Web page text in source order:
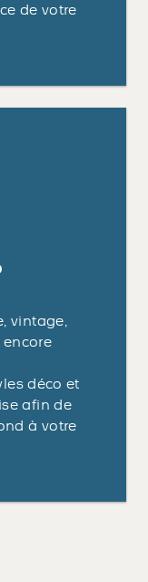
de votre
vintage,
déco et
afin de
à votre